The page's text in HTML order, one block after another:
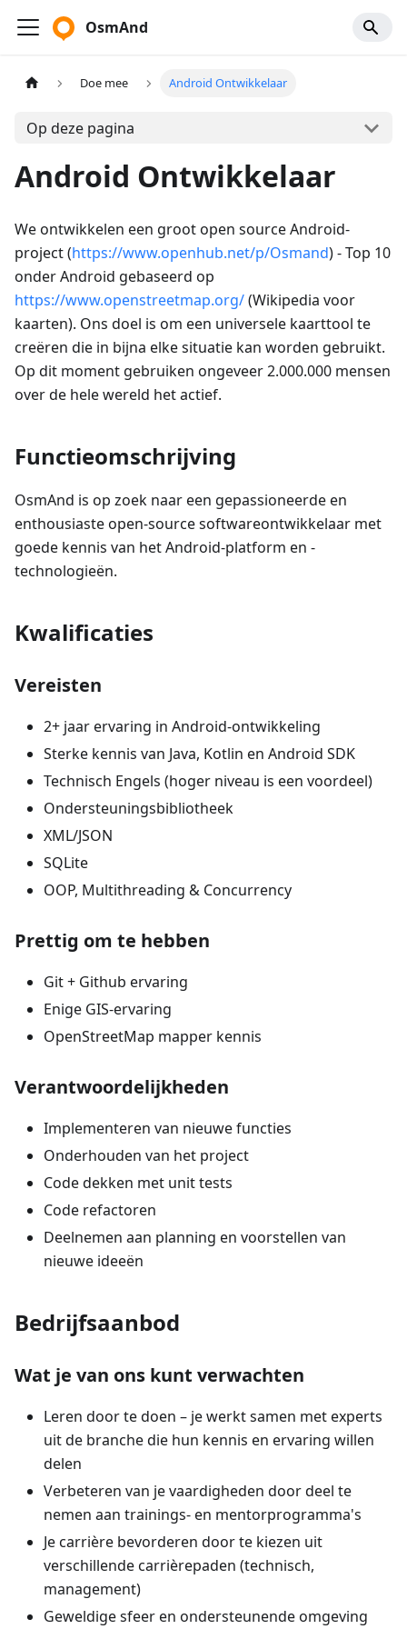
OsmAnd
Doe mee Android Ontwikkelaar
Op deze pagina
Android Ontwikkelaar
We ontwikkelen een groot open source Android-
project (https://www.openhub.net/p/Osmand) - Top 10
onder Android gebaseerd op
https://www.openstreetmap.org/(Wikipedia voor
kaarten). Ons doel is om een universele kaarttool te
creëren die in bijna elke situatie kan worden gebruikt.
Op dit moment gebruiken ongeveer 2.000.000 mensen
over de hele wereld het actief.
Functieomschrijving
OsmAnd is op zoek naar een gepassioneerde en
enthousiaste open-source softwareontwikkelaar met
goede kennis van het Android-platform en -
technologieën.
Kwalificaties
Vereisten
2+ jaar ervaring in Android-ontwikkeling
Sterke kennis van Java, Kotlin en Android SDK
Technisch Engels (hoger niveau is een voordeel)
Ondersteuningsbibliotheek
XML/JSON
SQLite
OOP, Multithreading & Concurrency
Prettig om te hebben
Git + Github ervaring
Enige GIS-ervaring
OpenStreetMap mapper kennis
Verantwoordelijkheden
Implementeren van nieuwe functies
Onderhouden van het project
Code dekken met unit tests
Code refactoren
Deelnemen aan planning en voorstellen van
nieuwe ideeën
Bedrijfsaanbod
Wat je van ons kunt verwachten
Leren door te doen – je werkt samen met experts
uit de branche die hun kennis en ervaring willen
delen
Verbeteren van je vaardigheden door deel te
nemen aan trainings- en mentorprogramma's
Je carrière bevorderen door te kiezen uit
verschillende carrièrepaden (technisch,
management)
Geweldige sfeer en ondersteunende omgeving